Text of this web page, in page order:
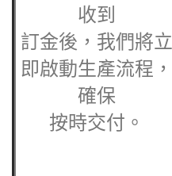
收到
訂金後，我們將立
即啟動生產流程，
確保
按時交付。